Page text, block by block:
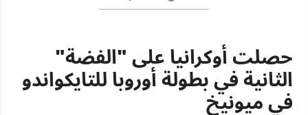
حصلت أوكرانيا على "الفضة"
الثانية في بطولة أوروبا للتايكواندو
في ميونيخ